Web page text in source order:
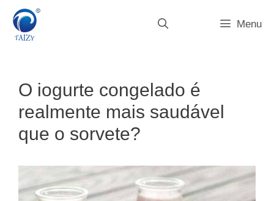
Saltar
para
Menu
O iogurte congelado é
realmente mais saudável
que o sorvete?